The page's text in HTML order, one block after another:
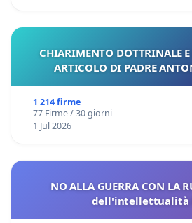
CHIARIMENTO DOTTRINALE
ARTICOLO DI PADRE
1 214 firme
77 Firme / 30 giorni
1 Jul 2026
NO ALLA GUERRA CON LA
dell'intellettualità